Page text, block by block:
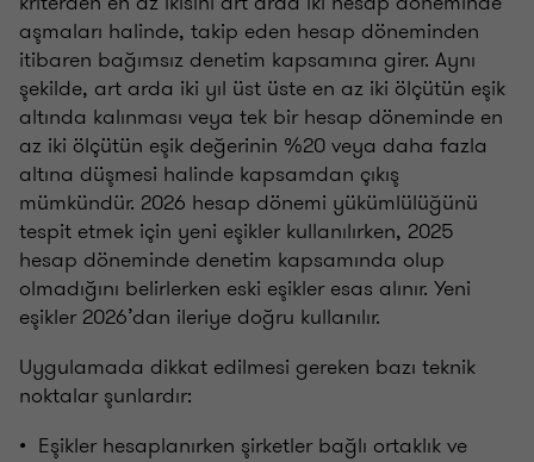
aşmaları halinde, takip eden hesap döneminden
itibaren bağımsız denetim kapsamına girer. Aynı
şekilde, art arda iki yıl üst üste en az iki ölçütün eşik
altında kalınması veya tek bir hesap döneminde en
az iki ölçütün eşik değerinin %20 veya daha fazla
altına düşmesi halinde kapsamdan çıkış
mümkündür. 2026 hesap dönemi yükümlülüğünü
tespit etmek için yeni eşikler kullanılırken, 2025
hesap döneminde denetim kapsamında olup
olmadığını belirlerken eski eşikler esas alınır. Yeni
eşikler 2026’dan ileriye doğru kullanılır.
Uygulamada dikkat edilmesi gereken bazı teknik
noktalar şunlardır:
• Eşikler hesaplanırken şirketler bağlı ortaklık ve